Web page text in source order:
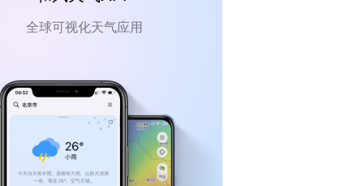
全球可视化天气应用